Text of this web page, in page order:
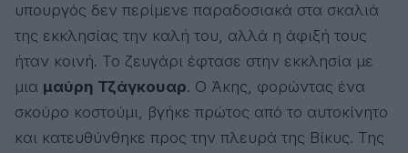
υπουργός δεν περίμενε παραδοσιακά στα σκαλιά
της εκκλησίας την καλή του, αλλά η άφιξή τους
ήταν κοινή. Το ζευγάρι έφτασε στην εκκλησία με
μια μαύρη Τζάγκουαρ. Ο Άκης, φορώντας ένα
σκούρο κοστούμι, βγήκε πρώτος από το αυτοκίνητο
και κατευθύνθηκε προς την πλευρά της Βίκυς. Της